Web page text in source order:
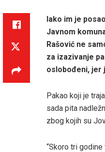
Iako im je
Javnom
Rašović ne
za izazivanje
oslobođeni, jer
Pakao koji je
sada pita
zbog kojih su
“Skoro tri